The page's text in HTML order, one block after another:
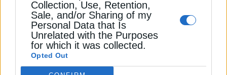
Collection, Use, Retention,
Sale, and/or Sharing of my
Personal Data that Is
Unrelated with the Purposes
for which it was collected.
Opted Out
σταθερή ανατολική Μεσόγειος προσφέρει
προβλεψιμότητα στη θάλασσα, ξεκάθαρους
κανόνες και εμπιστοσύνη μεταξύ όλων στην
περιοχή» σημείωσε πάντως η Κ. Γκίλφοϊλ. «Γι’
αυτό τον λόγο επεκτείνουμε την αμυντική